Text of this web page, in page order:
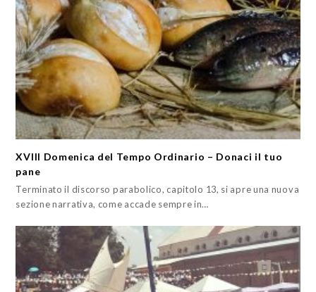
XVIII Domenica del Tempo Ordinario – Donaci il tuo
pane
Terminato il discorso parabolico, capitolo 13, si apre una nuova
sezione narrativa, come accade sempre in…